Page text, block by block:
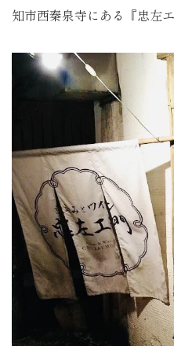
知市西秦泉寺にある『忠左エ